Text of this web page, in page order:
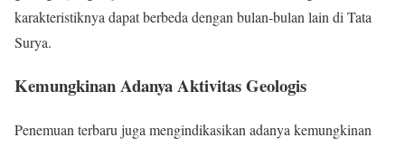
karakteristiknya dapat berbeda dengan bulan-bulan lain di Tata
Surya.
Kemungkinan Adanya Aktivitas Geologis
Penemuan terbaru juga mengindikasikan adanya kemungkinan